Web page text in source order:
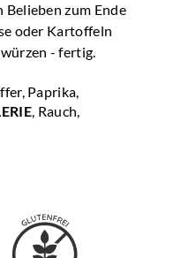
Belieben zum Ende
oder Kartoffeln
- fertig.
Paprika,
, Rauch,